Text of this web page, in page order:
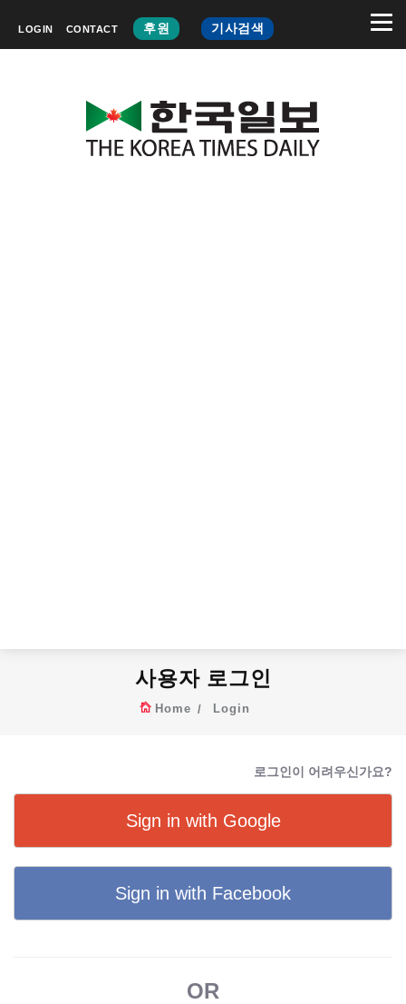
LOGIN CONTACT 후원 기사검색
사용자 로그인
Home Login
로그인이 어려우신가요?
Sign in with Google
Sign in with Facebook
OR